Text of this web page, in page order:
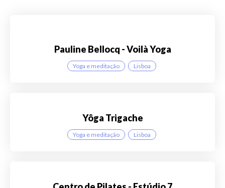
Pauline Bellocq - Voilà Yoga
Yoga e meditação Lisboa
Yôga Trigache
Yoga e meditação Lisboa